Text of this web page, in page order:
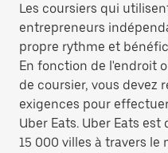
Les coursiers qui
entrepreneurs
propre rythme et
En fonction de l'endroit
de coursier, vous devez
exigences pour
Uber Eats. Uber Eats
15 000 villes à travers le